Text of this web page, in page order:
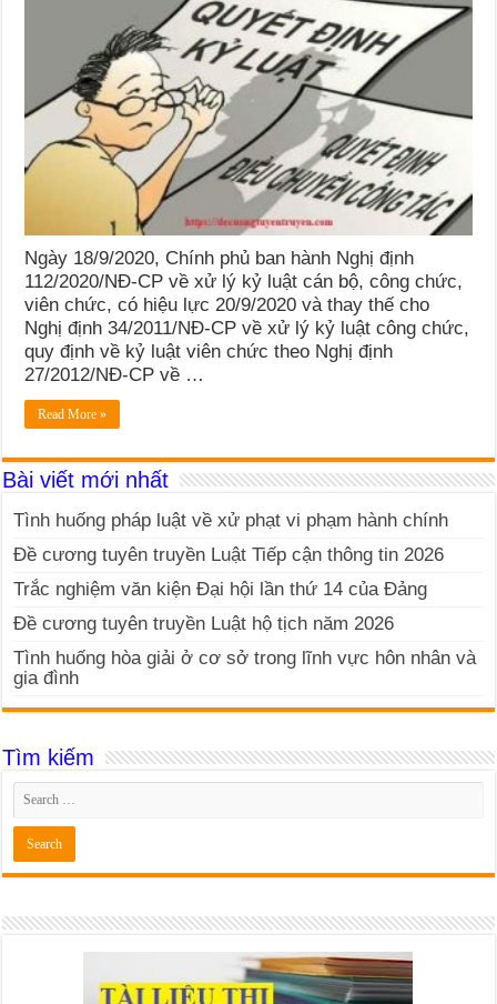
Ngày 18/9/2020, Chính phủ ban hành Nghị định
112/2020/NĐ-CP về xử lý kỷ luật cán bộ, công chức,
viên chức, có hiệu lực 20/9/2020 và thay thế cho
Nghị định 34/2011/NĐ-CP về xử lý kỷ luật công chức,
quy định về kỷ luật viên chức theo Nghị định
27/2012/NĐ-CP về …
Read More »
Bài viết mới nhất
Tình huống pháp luật về xử phạt vi phạm hành chính
Đề cương tuyên truyền Luật Tiếp cận thông tin 2026
Trắc nghiệm văn kiện Đại hội lần thứ 14 của Đảng
Đề cương tuyên truyền Luật hộ tịch năm 2026
Tình huống hòa giải ở cơ sở trong lĩnh vực hôn nhân và
gia đình
Tìm kiếm